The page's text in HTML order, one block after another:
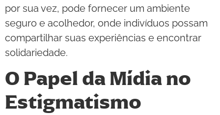
por sua vez, pode fornecer um ambiente
seguro e acolhedor, onde indivíduos possam
compartilhar suas experiências e encontrar
solidariedade.
O Papel da Mídia no
Estigmatismo